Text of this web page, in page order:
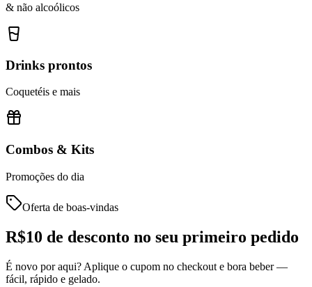
& não alcoólicos
Drinks prontos
Coquetéis e mais
Combos & Kits
Promoções do dia
Oferta de boas-vindas
R$10 de desconto no seu primeiro pedido
É novo por aqui? Aplique o cupom no checkout e bora beber —
fácil, rápido e gelado.